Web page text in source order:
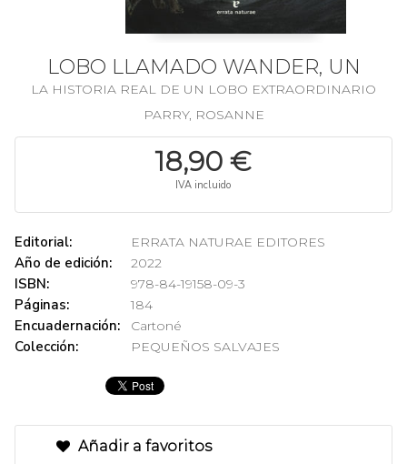
LOBO LLAMADO WANDER, UN
LA HISTORIA REAL DE UN LOBO EXTRAORDINARIO
PARRY, ROSANNE
18,90 €
IVA incluido
Editorial: ERRATA NATURAE EDITORES
Año de edición: 2022
ISBN: 978-84-19158-09-3
Páginas: 184
Encuadernación: Cartoné
Colección: PEQUEÑOS SALVAJES
Añadir a favoritos